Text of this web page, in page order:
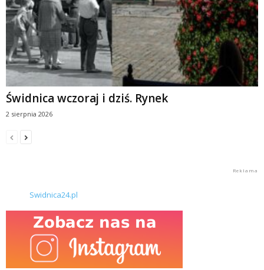
Świdnica wczoraj i dziś. Rynek
2 sierpnia 2026
Swidnica24.pl